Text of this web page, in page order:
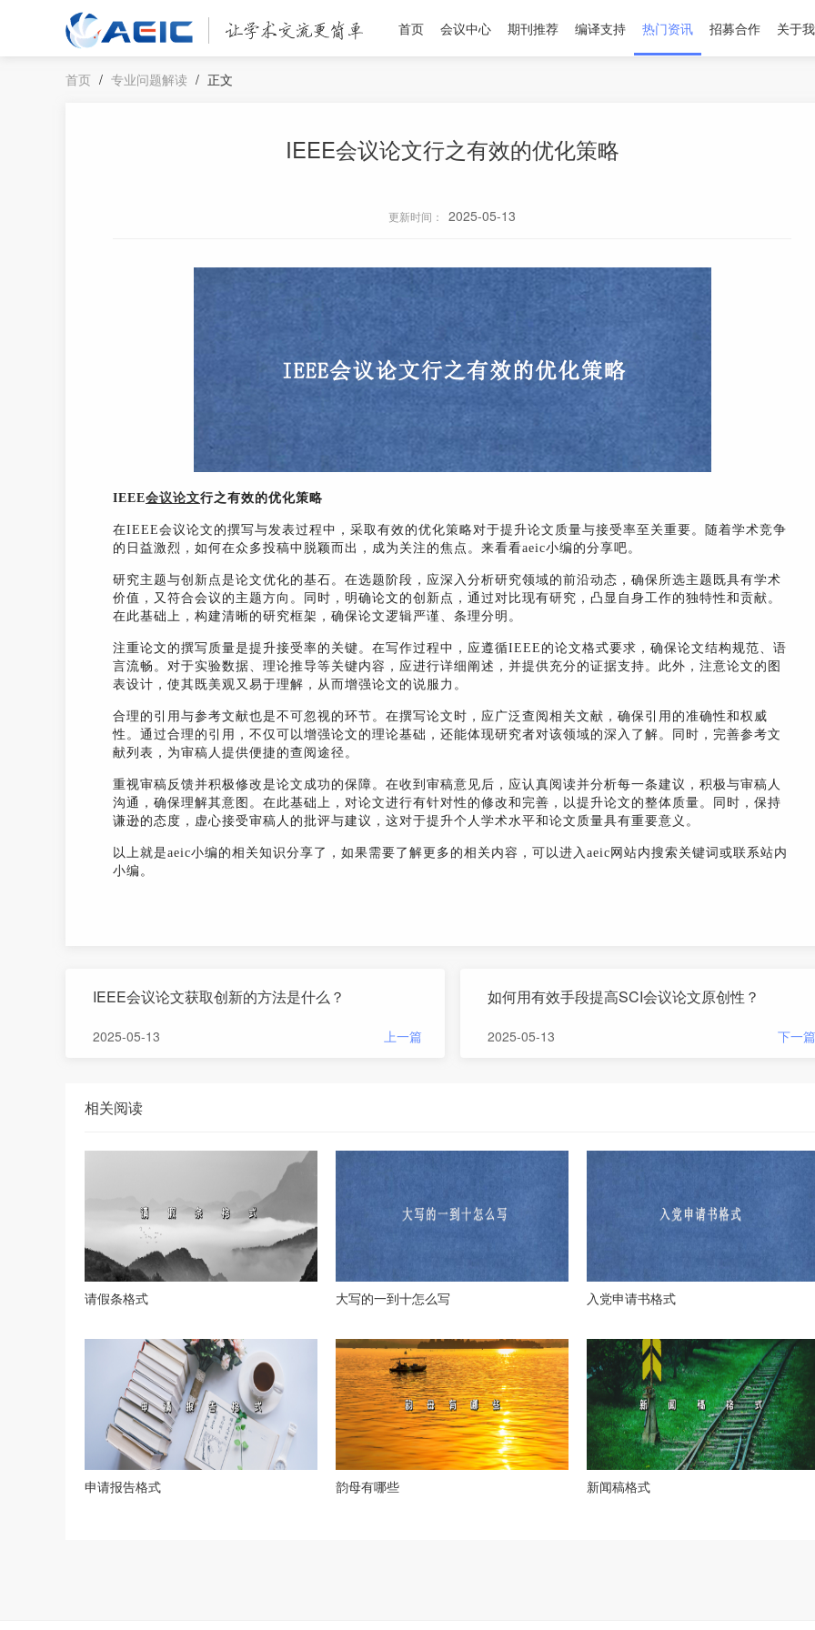
首页 会议中心 期刊推荐 编译支持 热门资讯 招募合作 关于
首页 / 专业问题解读 / 正文
IEEE会议论文行之有效的优化策略
更新时间： 2025-05-13
IEEE会议论文行之有效的优化策略
在IEEE会议论文的撰写与发表过程中，采取有效的优化策略对于提升论文质量与接受率至关重要。随着学术竞争
的日益激烈，如何在众多投稿中脱颖而出，成为关注的焦点。来看看aeic小编的分享吧。
研究主题与创新点是论文优化的基石。在选题阶段，应深入分析研究领域的前沿动态，确保所选主题既具有学术
价值，又符合会议的主题方向。同时，明确论文的创新点，通过对比现有研究，凸显自身工作的独特性和贡献。
在此基础上，构建清晰的研究框架，确保论文逻辑严谨、条理分明。
注重论文的撰写质量是提升接受率的关键。在写作过程中，应遵循IEEE的论文格式要求，确保论文结构规范、语
言流畅。对于实验数据、理论推导等关键内容，应进行详细阐述，并提供充分的证据支持。此外，注意论文的图
表设计，使其既美观又易于理解，从而增强论文的说服力。
合理的引用与参考文献也是不可忽视的环节。在撰写论文时，应广泛查阅相关文献，确保引用的准确性和权威
性。通过合理的引用，不仅可以增强论文的理论基础，还能体现研究者对该领域的深入了解。同时，完善参考文
献列表，为审稿人提供便捷的查阅途径。
重视审稿反馈并积极修改是论文成功的保障。在收到审稿意见后，应认真阅读并分析每一条建议，积极与审稿人
沟通，确保理解其意图。在此基础上，对论文进行有针对性的修改和完善，以提升论文的整体质量。同时，保持
谦逊的态度，虚心接受审稿人的批评与建议，这对于提升个人学术水平和论文质量具有重要意义。
以上就是aeic小编的相关知识分享了，如果需要了解更多的相关内容，可以进入aeic网站内搜索关键词或联系站内
小编。
IEEE会议论文获取创新的方法是什么？
2025-05-13 上一篇
如何用有效手段提高SCI会议论文原创性？
2025-05-13 下一篇
相关阅读
请假条格式 大写的一到十怎么写 入党申请书格式
申请报告格式 韵母有哪些 新闻稿格式